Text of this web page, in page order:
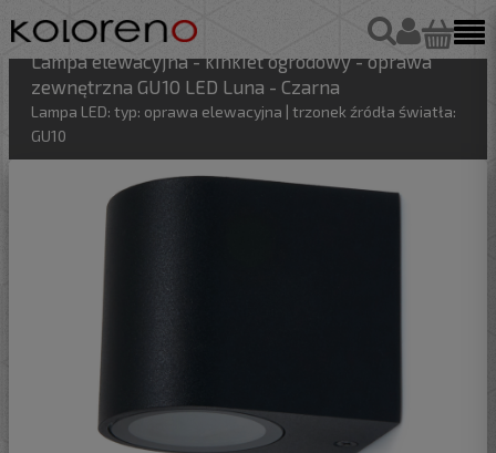
Lampa elewacyjna - kinkiet ogrodowy - oprawa
zewnętrzna GU10 LED Luna - Czarna
Lampa LED: typ: oprawa elewacyjna | trzonek źródła światła:
GU10